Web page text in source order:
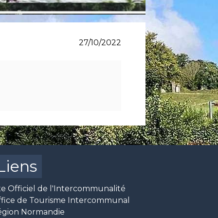
27/10/2022
Officiel de l'Intercommunalité
de Tourisme Intercommunal
Normandie